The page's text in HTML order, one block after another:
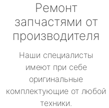
Ремонт
запчастями от
производителя
Наши специалисты
имеют при себе
оригинальные
комплектующие от любой
техники.